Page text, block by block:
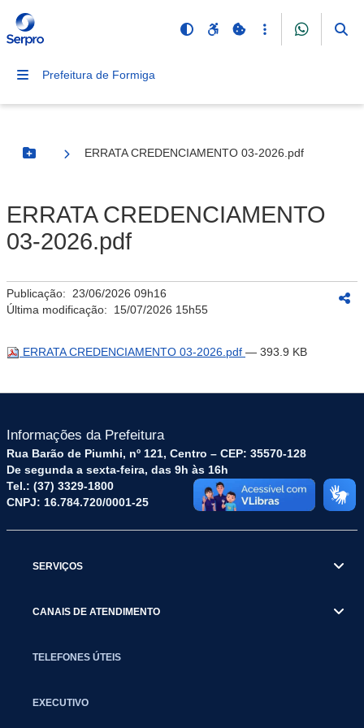
Prefeitura de Formiga
Botão Menu
ERRATA CREDENCIAMENTO 03-2026.pdf
ERRATA CREDENCIAMENTO
03-2026.pdf
Publicação: 23/06/2026 09h16
Última modificação: 15/07/2026 15h55
ERRATA CREDENCIAMENTO 03-2026.pdf — 393.9 KB
Informações da Prefeitura
Rua Barão de Piumhi, nº 121, Centro – CEP: 35570-128
De segunda a sexta-feira, das 9h às 16h
Tel.: (37) 3329-1800
CNPJ: 16.784.720/0001-25
SERVIÇOS
CANAIS DE ATENDIMENTO
TELEFONES ÚTEIS
EXECUTIVO